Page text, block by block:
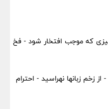
که موجب افتخار شود - فخ
زبانها نهراسید - احترام